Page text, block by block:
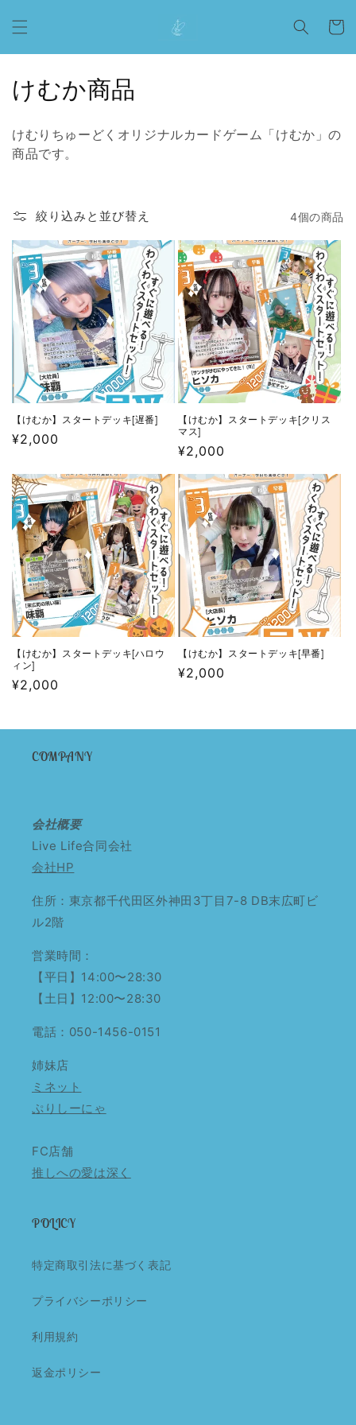
ンツに
進む
ー
コ
ク
ョ
ン
:
けむか商品
けむりちゅーどくオリジナルカードゲーム「けむか」の
商品です。
絞り込みと並び替え 4個の商品
【けむか】スタートデッキ[遅番]
通
価
格
¥2,000
【けむか】スタートデッキ[クリス
マス]
通
常
価
格
¥2,000
【けむか】スタートデッキ[ハロウ
ィン]
通
¥2,000
【けむか】スタートデッキ[早番]
通
格
¥2,000
COMPANY
会社概要
Live Life合同会社
会社HP
住所：東京都千代田区外神田3丁目7-8 DB末広町ビ
ル2階
営業時間：
【平日】14:00〜28:30
【土日】12:00〜28:30
電話：050-1456-0151
姉妹店
ミネット
ぷりしーにゃ
FC店舗
推しへの愛は深く
POLICY
特定商取引法に基づく表記
プライバシーポリシー
利用規約
返金ポリシー